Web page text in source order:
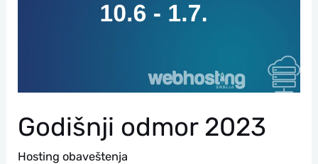
Godišnji odmor 2023
Hosting obaveštenja